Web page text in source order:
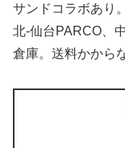
サンドコラボあり
北-仙台PARCO、
倉庫。送料かから